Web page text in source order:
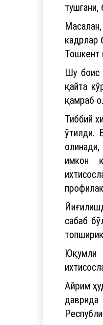
кадрлар
Тошкент
Шу боис
қайта
қамраб
Тиббий
ўтилди.
имкон
сабаб
Юқумли
Айрим